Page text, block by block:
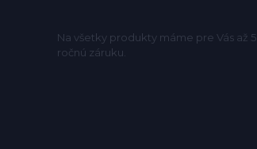
Na všetky produkty máme pre Vás až 5
ročnú záruku.